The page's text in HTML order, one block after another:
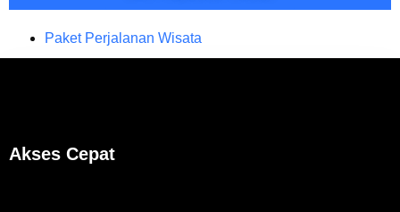
Paket Perjalanan Wisata
Akses Cepat